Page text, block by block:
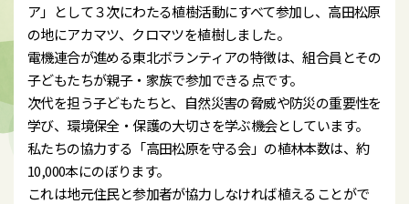
ア」として３次にわたる植樹活動にすべて参加し、高田松原
の地にアカマツ、クロマツを植樹しました。
電機連合が進める東北ボランティアの特徴は、組合員とその
子どもたちが親子・家族で参加できる点です。
次代を担う子どもたちと、自然災害の脅威や防災の重要性を
学び、環境保全・保護の大切さを学ぶ機会としています。
私たちの協力する「高田松原を守る会」の植林本数は、約
10,000本にのぼります。
これは地元住民と参加者が協力しなければ植えることがで